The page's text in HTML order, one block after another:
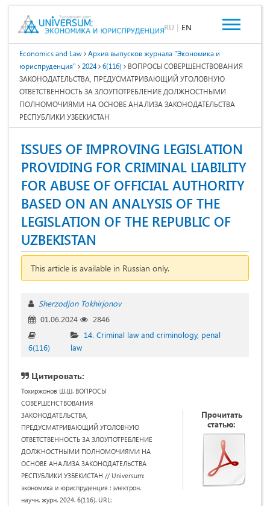
RU | EN
Economics and Law
Архив выпусков журнала "Экономика и
юриспруденция"
2024 6(116)
ВОПРОСЫ СОВЕРШЕНСТВОВАНИЯ
ЗАКОНОДАТЕЛЬСТВА, ПРЕДУСМАТРИВАЮЩИЙ УГОЛОВНУЮ
ОТВЕТСТВЕННОСТЬ ЗА ЗЛОУПОТРЕБЛЕНИЕ ДОЛЖНОСТНЫМИ
ПОЛНОМОЧИЯМИ НА ОСНОВЕ АНАЛИЗА ЗАКОНОДАТЕЛЬСТВА
РЕСПУБЛИКИ УЗБЕКИСТАН
ISSUES OF IMPROVING LEGISLATION
PROVIDING FOR CRIMINAL LIABILITY
FOR ABUSE OF OFFICIAL AUTHORITY
BASED ON AN ANALYSIS OF THE
LEGISLATION OF THE REPUBLIC OF
UZBEKISTAN
This article is available in Russian only.
Sherzodjon Tokhirjonov
01.06.2024
2846
6(116)
14. Criminal law and criminology, penal
law
Цитировать:
Тохиржонов Ш.Ш. ВОПРОСЫ
СОВЕРШЕНСТВОВАНИЯ
ЗАКОНОДАТЕЛЬСТВА,
ПРЕДУСМАТРИВАЮЩИЙ УГОЛОВНУЮ
ОТВЕТСТВЕННОСТЬ ЗА ЗЛОУПОТРЕБЛЕНИЕ
ДОЛЖНОСТНЫМИ ПОЛНОМОЧИЯМИ НА
ОСНОВЕ АНАЛИЗА ЗАКОНОДАТЕЛЬСТВА
РЕСПУБЛИКИ УЗБЕКИСТАН // Universum:
экономика и юриспруденция : электрон.
научн. журн. 2024. 6(116). URL:
Прочитать
статью: